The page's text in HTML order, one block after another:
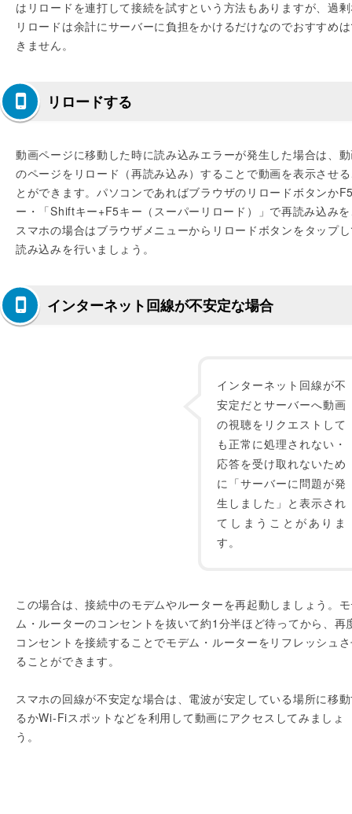
はリロードを連打して接続を試すという方法もありますが、過
リロードは余計にサーバーに負担をかけるだけなのでおすすめ
きません。
リロードする
動画ページに移動した時に読み込みエラーが発生した場合は、
のページをリロード（再読み込み）することで動画を表示させ
とができます。パソコンであればブラウザのリロードボタンか
ー・「Shiftキー+F5キー（スーパーリロード）」で再読み込み
スマホの場合はブラウザメニューからリロードボタンをタップ
読み込みを行いましょう。
インターネット回線が不安定な場合
インターネット回線が不
安定だとサーバーへ動画
の視聴をリクエストして
も正常に処理されない・
応答を受け取れないため
に「サーバーに問題が発
生しました」と表示され
てしまうことがありま
す。
この場合は、接続中のモデムやルーターを再起動しましょう。
ム・ルーターのコンセントを抜いて約1分半ほど待ってから、再
コンセントを接続することでモデム・ルーターをリフレッシュ
ることができます。
スマホの回線が不安定な場合は、電波が安定している場所に移
るかWi-Fiスポットなどを利用して動画にアクセスしてみましょ
う。